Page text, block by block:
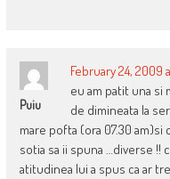
Puiu
February 24, 2009
eu am patit una si
de dimineata la
mare pofta (ora 07.30 am)si
sotia sa ii spuna …diverse !!
atitudinea lui a spus ca ar